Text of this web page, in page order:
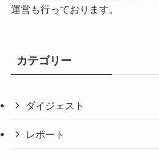
運営も行っております。
カテゴリー
ダイジェスト
レポート